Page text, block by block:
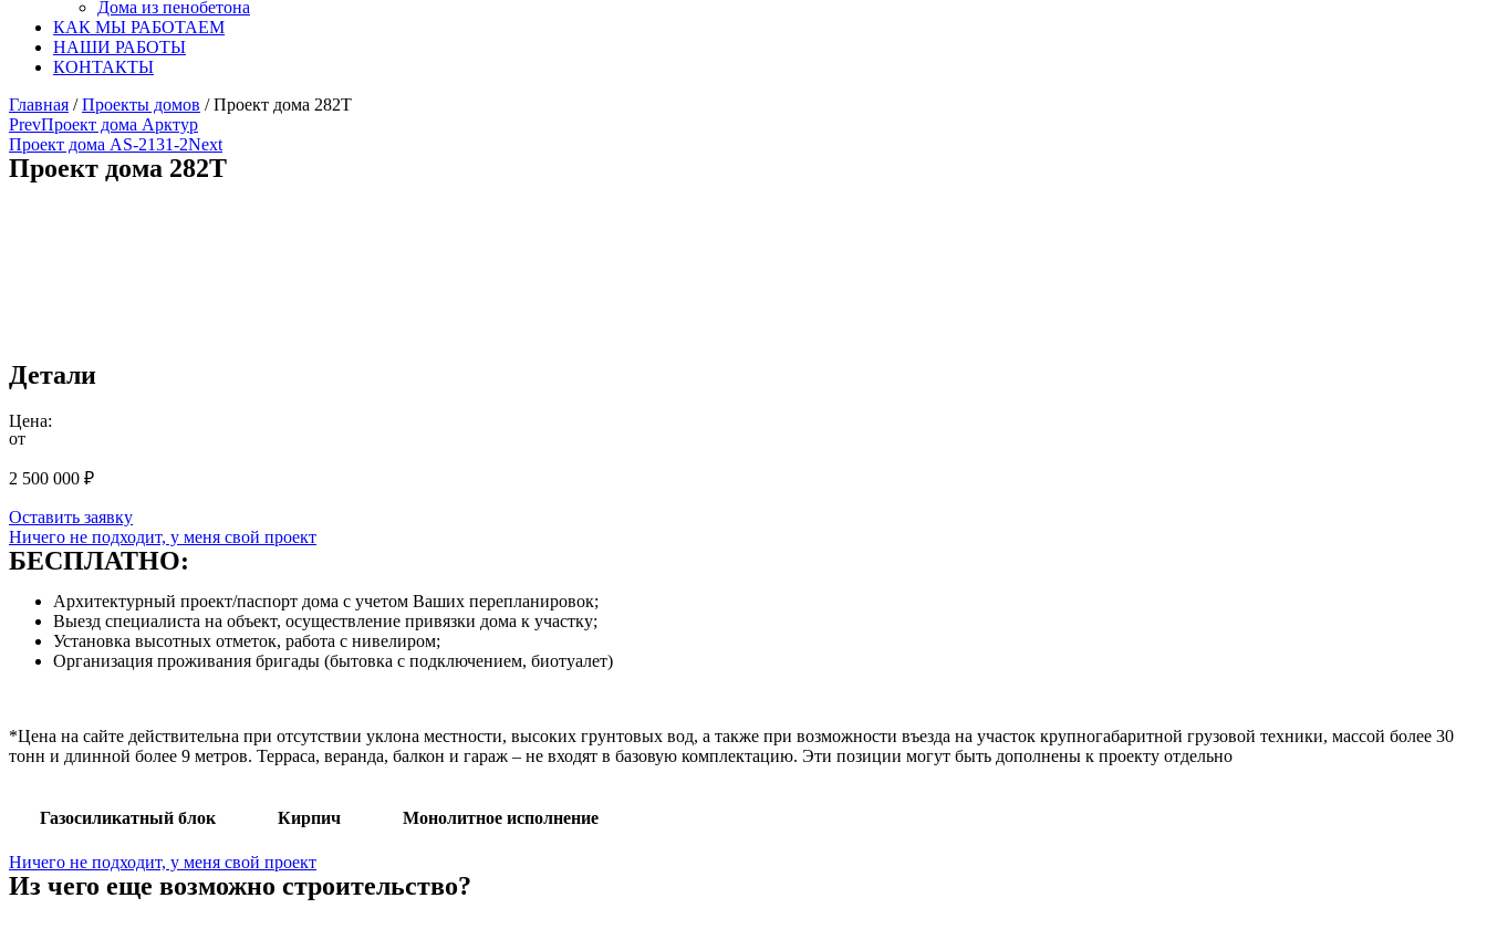
Дома из пенобетона
КАК МЫ РАБОТАЕМ
НАШИ РАБОТЫ
КОНТАКТЫ
Главная /Проекты домов / Проект дома 282T
PrevПроект дома Арктур
Проект дома AS-2131-2Next
Проект дома 282T
Детали
Цена:
от
2 500 000 ₽
Оставить заявку
Ничего не подходит, у меня свой проект
БЕСПЛАТНО:
Архитектурный проект/паспорт дома с учетом Ваших перепланировок;
Выезд специалиста на объект, осуществление привязки дома к участку;
Установка высотных отметок, работа с нивелиром;
Организация проживания бригады (бытовка с подключением, биотуалет)
*Цена на сайте действительна при отсутствии уклона местности, высоких грунтовых вод, а также при возможности въезда на участок крупногабаритной грузовой техники, массой более 30
тонн и длинной более 9 метров. Терраса, веранда, балкон и гараж – не входят в базовую комплектацию. Эти позиции могут быть дополнены к проекту отдельно
Газосиликатный блок Кирпич Монолитное исполнение
Ничего не подходит, у меня свой проект
Из чего еще возможно строительство?